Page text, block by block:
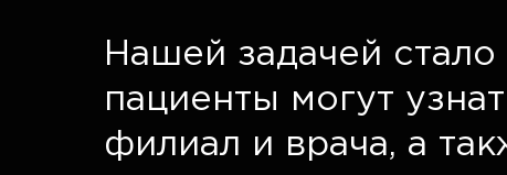
Нашей задачей
пациенты могут
филиал и врача, а